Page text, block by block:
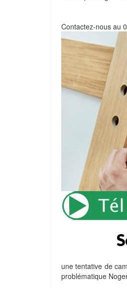
Contactez-nous au
une tentative de
problématique